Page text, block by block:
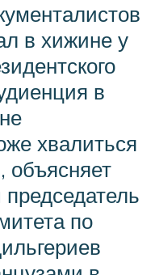
в хижине у
в
хвалиться
объясняет
по